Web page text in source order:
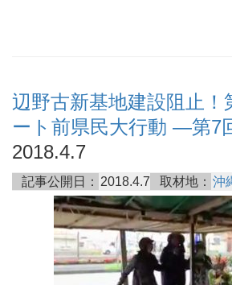
辺野古新基地建設阻止！
ート前県民大行動 ―第7
2018.4.7
記事公開日： 2018.4.7 取材地： 沖